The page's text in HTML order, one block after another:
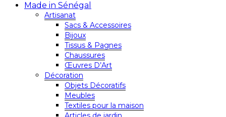
Made in Sénégal
Artisanat
Sacs & Accessoires
Bijoux
Tissus & Pagnes
Chaussures
Œuvres D’Art
Décoration
Objets Décoratifs
Meubles
Textiles pour la maison